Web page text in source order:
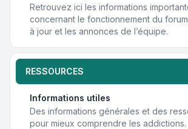
Retrouvez ici les informations
concernant le fonctionnement du
à jour et les annonces de l’équipe.
RESSOURCES
Informations utiles
Des informations générales et des
pour mieux comprendre les addictions.